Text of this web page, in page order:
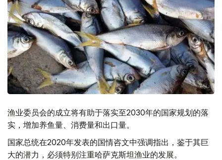
渔业委员会的成立将有助于落实至2030年的国家规划的落
实，增加养鱼量、消费量和出口量。
国家总统在2020年发表的国情咨文中强调指出，鉴于其巨
大的潜力，必须特别注重哈萨克斯坦渔业的发展。